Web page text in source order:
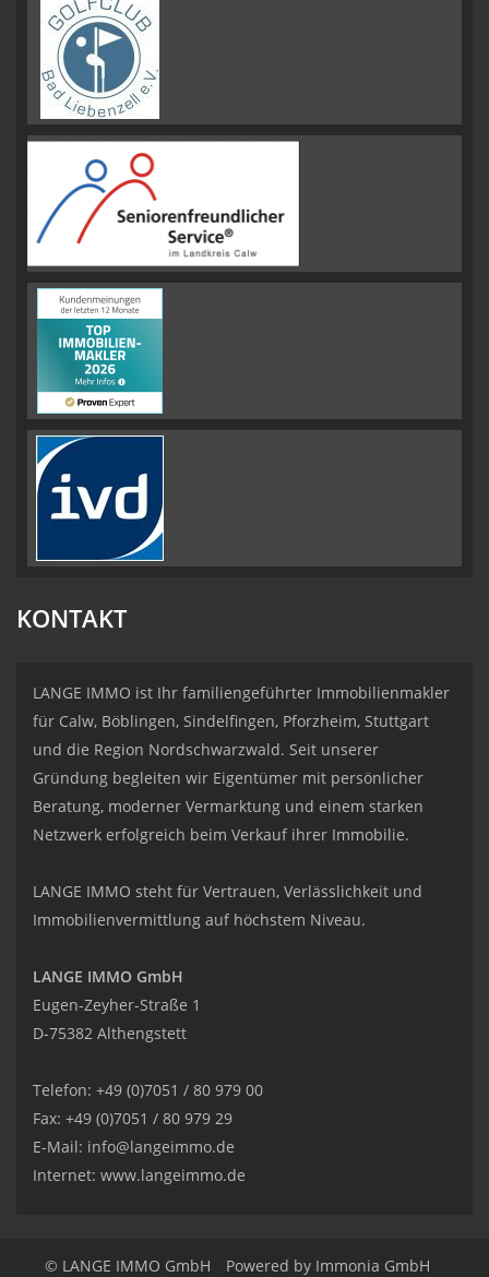
KONTAKT
LANGE IMMO ist Ihr familiengeführter Immobilienmakler
für Calw, Böblingen, Sindelfingen, Pforzheim, Stuttgart
und die Region Nordschwarzwald. Seit unserer
Gründung begleiten wir Eigentümer mit persönlicher
Beratung, moderner Vermarktung und einem starken
Netzwerk erfolgreich beim Verkauf ihrer Immobilie.
LANGE IMMO steht für Vertrauen, Verlässlichkeit und
Immobilienvermittlung auf höchstem Niveau.
LANGE IMMO GmbH
Eugen-Zeyher-Straße 1
D-75382 Althengstett
Telefon: +49 (0)7051 / 80 979 00
Fax: +49 (0)7051 / 80 979 29
E-Mail: info@langeimmo.de
Internet: www.langeimmo.de
© LANGE IMMO GmbH Powered by Immonia GmbH